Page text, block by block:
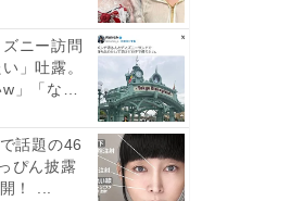
ニー訪問
」吐露。
」「なん
話題の46
ぴん披露
！ ...